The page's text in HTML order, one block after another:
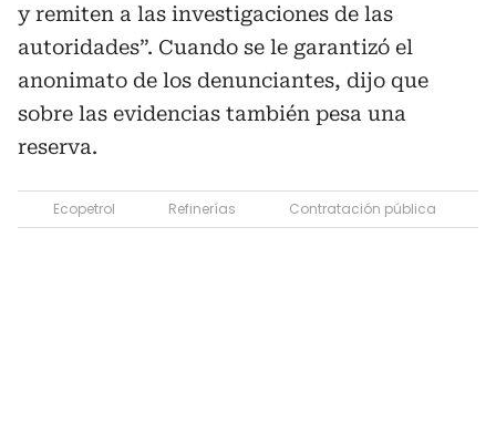
y remiten a las investigaciones de las
autoridades”. Cuando se le garantizó el
anonimato de los denunciantes, dijo que
sobre las evidencias también pesa una
reserva.
Ecopetrol Refinerías Contratación pública